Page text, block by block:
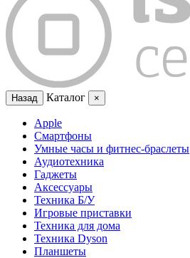
Назад Каталог ×
Apple
Смартфоны
Умные часы и фитнес-браслеты
Аудиотехника
Гаджеты
Аксессуары
Техника Б/У
Игровые приставки
Техника для дома
Техника Dyson
Планшеты